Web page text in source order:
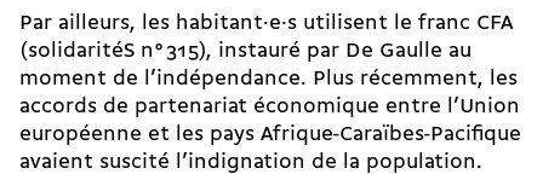
Par ailleurs, les habitant·e·s utilisent le franc CFA
(solidaritéS n° 315), instauré par De Gaulle au
moment de l’indépendance. Plus récemment, les
accords de partenariat économique entre l’Union
européenne et les pays Afrique-­Caraïbes-Pacifique
avaient suscité l’indignation de la population.